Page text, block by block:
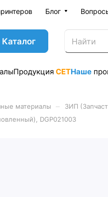
Блог
Каталог
Продукция CETНаше
материалы ЗИП
DGP021003